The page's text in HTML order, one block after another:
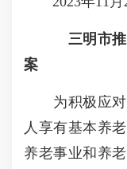
三明市推
案
为积极应对
人享有基本养
养老事业和养